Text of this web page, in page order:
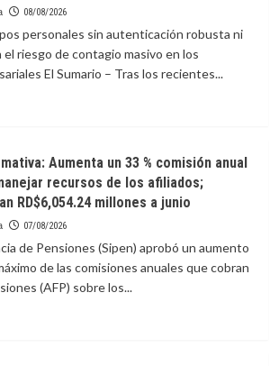
08/08/2026
personales sin autenticación robusta ni
riesgo de contagio masivo en los
El Sumario – Tras los recientes...
Aumenta un 33 % comisión anual
recursos de los afiliados;
RD$6,054.24 millones a junio
07/08/2026
de Pensiones (Sipen) aprobó un aumento
de las comisiones anuales que cobran
(AFP) sobre los...